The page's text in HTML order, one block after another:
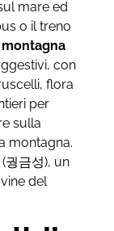
mare ed
o il treno
con
flora
per
sulla
montagna.
금성), un
del